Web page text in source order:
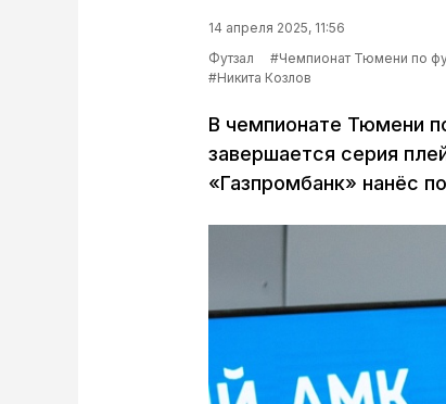
14 апреля 2025, 11:56
Футзал
#Чемпионат Тюмени по
#Никита Козлов
В чемпионате Тюмени
завершается серия
«Газпромбанк» нанёс